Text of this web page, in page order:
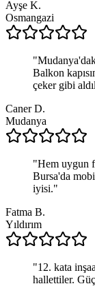
Ayşe K.
Osmangazi
"
Balkon
çeker gibi
Caner D.
Mudanya
"Hem uygun
Bursa'da
iyisi."
Fatma B.
Yıldırım
"12. kata
hallettiler.